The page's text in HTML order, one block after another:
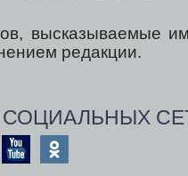
высказываемые
редакции.
СОЦИАЛЬНЫХ